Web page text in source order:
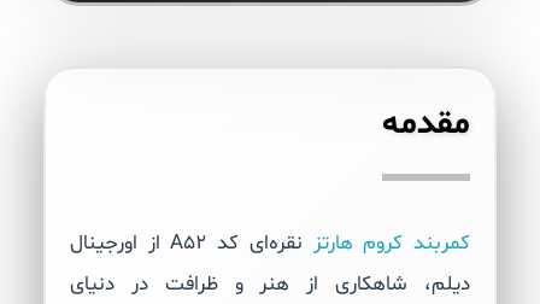
مقدمه
کمربند کروم هارتز
نقره‌ای کد A52 از اورجینال
دیلم، شاهکاری از هنر و ظرافت در دنیای